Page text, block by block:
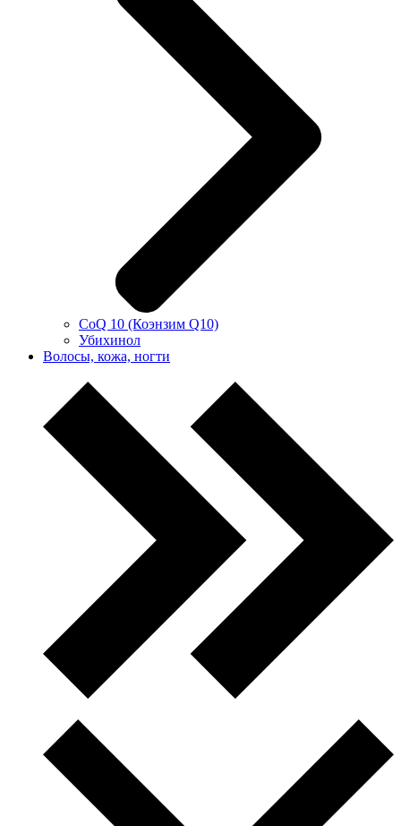
CoQ 10 (Коэнзим Q10)
Убихинол
Волосы, кожа, ногти